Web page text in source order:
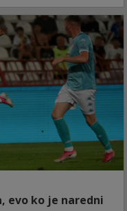
evo ko je naredni